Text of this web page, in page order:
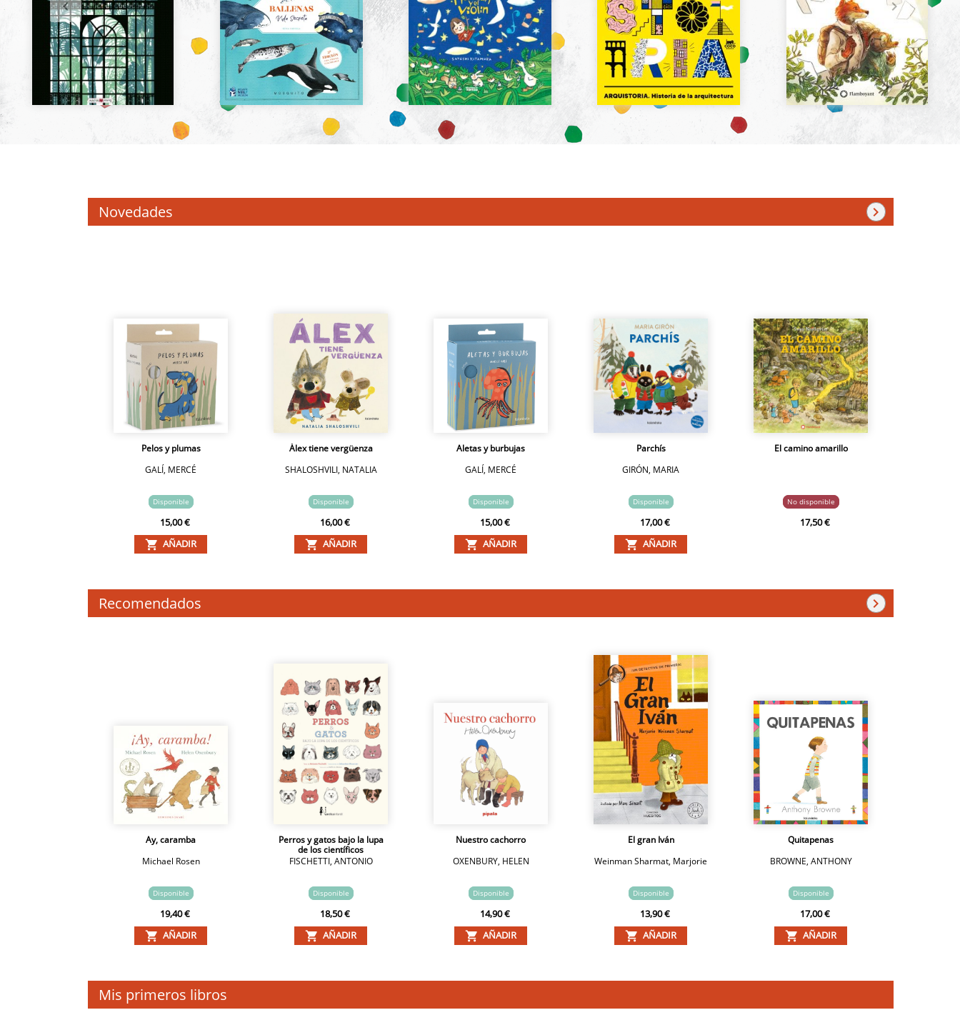
Novedades
Pelos y plumas
GALÍ, MERCÉ
Disponible
15,00 €
AÑADIR
Álex tiene vergüenza
SHALOSHVILI, NATALIA
Disponible
16,00 €
AÑADIR
Aletas y burbujas
GALÍ, MERCÉ
Disponible
15,00 €
AÑADIR
Parchís
GIRÓN, MARIA
Disponible
17,00 €
AÑADIR
El camino amarillo
No disponible
17,50 €
Recomendados
Ay, caramba
Michael Rosen
Disponible
19,40 €
AÑADIR
Perros y gatos bajo la lupa
de los científicos
FISCHETTI, ANTONIO
Disponible
18,50 €
AÑADIR
Nuestro cachorro
OXENBURY, HELEN
Disponible
14,90 €
AÑADIR
El gran Iván
Weinman Sharmat, Marjorie
Disponible
13,90 €
AÑADIR
Quitapenas
BROWNE, ANTHONY
Disponible
17,00 €
AÑADIR
Mis primeros libros